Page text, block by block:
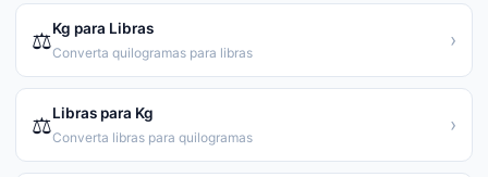
⚖️Kg para Libras
Converta quilogramas para libras
›
⚖️Libras para Kg
Converta libras para quilogramas
›